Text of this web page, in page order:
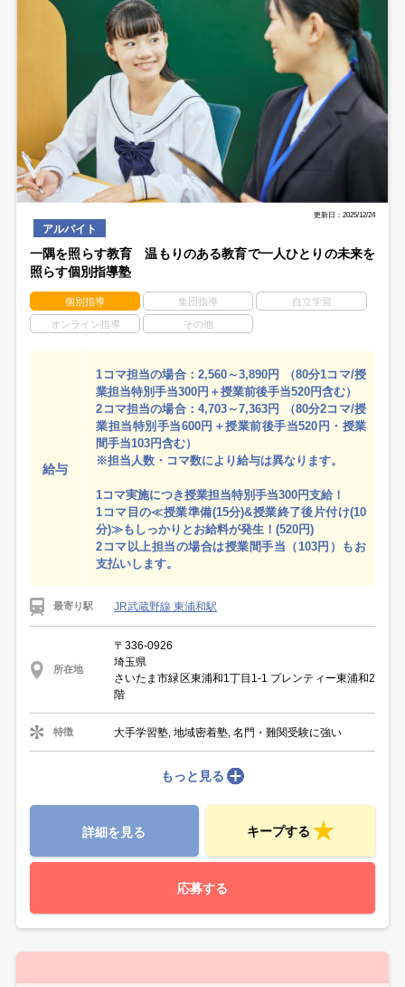
更新日：2025/12/24
アルバイト
一隅を照らす教育 温もりのある教育で一人ひとりの未来を
照らす個別指導塾
個別指導 集団指導 自立学習
オンライン指導 その他
給与
1コマ担当の場合：2,560～3,890円 （80分1コマ/授
業担当特別手当300円＋授業前後手当520円含む）
2コマ担当の場合：4,703～7,363円 （80分2コマ/授
業担当特別手当600円＋授業前後手当520円・授業
間手当103円含む）
※担当人数・コマ数により給与は異なります。
1コマ実施につき授業担当特別手当300円支給！
1コマ目の≪授業準備(15分)&授業終了後片付け(10
分)≫もしっかりとお給料が発生！(520円)
2コマ以上担当の場合は授業間手当（103円）もお
支払いします。
最寄り駅 JR武蔵野線 東浦和駅
所在地
〒336-0926
埼玉県
さいたま市緑区東浦和1丁目1-1 プレンティー東浦和2
階
特徴 大手学習塾, 地域密着塾, 名門・難関受験に強い
もっと見る
詳細を見る キープする
応募する